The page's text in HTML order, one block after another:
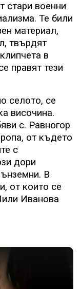
стари военни
Те били
материал,
твърдят
в
правят тези
селото, се
височина.
с. Равногор
от където
с
дори
В
от които се
Иванова